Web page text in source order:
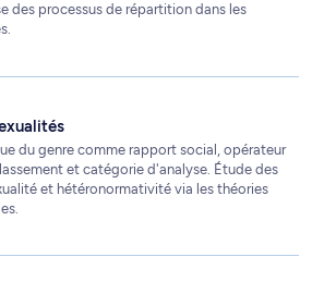
des processus de répartition dans les
du genre comme rapport social, opérateur
et catégorie d'analyse. Étude des
et hétéronormativité via les théories